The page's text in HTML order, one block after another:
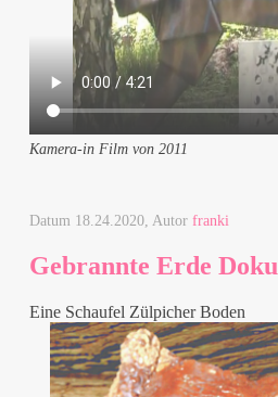
Kamera-in Film von 2011
Datum 18.24.2020 , Autorfranki
Gebrannte Erde Doku
Eine Schaufel Zülpicher Boden